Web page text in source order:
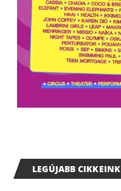
LEGÚJABB CIKKEINK